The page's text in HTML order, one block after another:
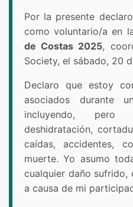
Por la presente
como voluntario/a en
de Costas 2025,
Society, el sábado, 20
Declaro que estoy
asociados durante
incluyendo,
deshidratación,
caídas, accidentes,
muerte. Yo asumo
cualquier daño sufrido,
a causa de mi